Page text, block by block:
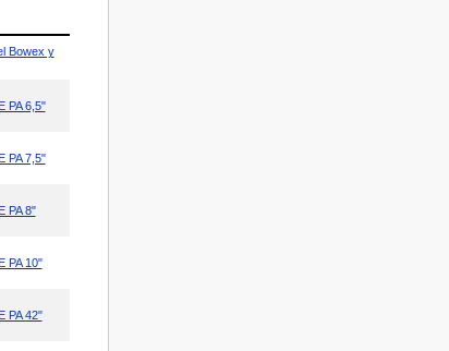
Bowex y
PA 6,5"
PA 7,5"
PA 8"
PA 10"
PA 42"